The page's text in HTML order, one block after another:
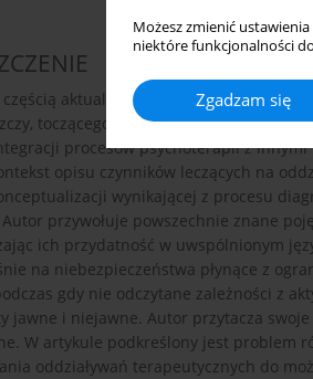
Możesz zmienić
niektóre funkcjonalności
Zgadzam się
aktualnego dialogu w zespole
toczącego się wokół poszukiwań
procesów psychoterapii z
opisu czynników leczących na
wynikającej z procesu
Autor przywołuje powszechnie znane
ich przydatność w uwspólnionym
na niebezpieczeństwa płynące z
gdy nie odczytane zależności z
jawne i niejawne. Autor przytacza
W artykule podkreślony jest problem
oddziaływań terapeutycznych do